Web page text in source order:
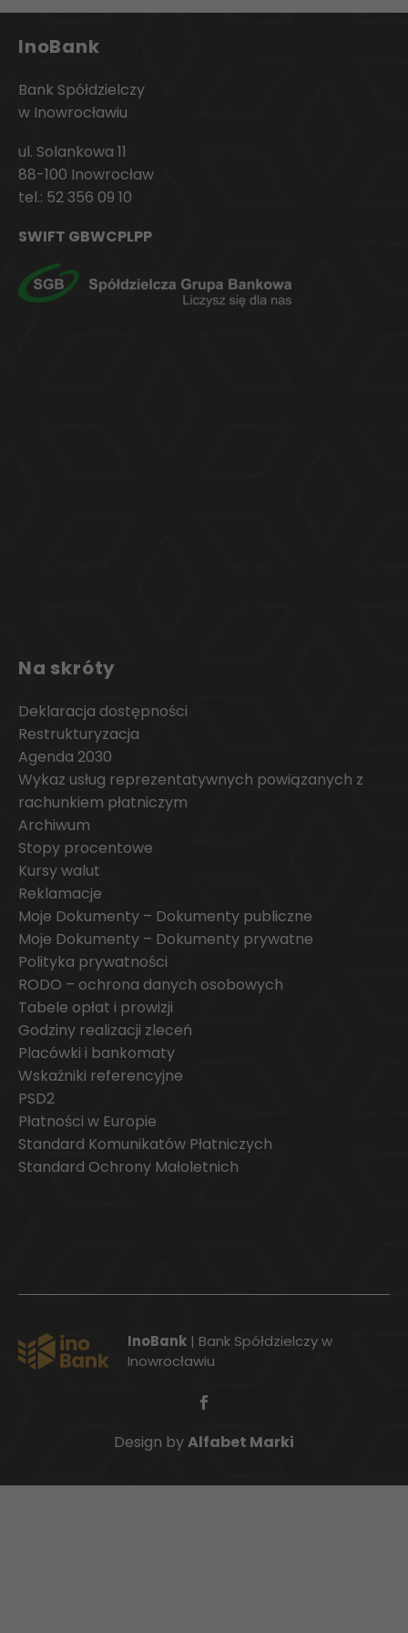
InoBank
Bank Spółdzielczy
w Inowrocławiu
ul. Solankowa 11
88-100 Inowrocław
tel.: 52 356 09 10
SWIFT GBWCPLPP
Na skróty
Deklaracja dostępności
Restrukturyzacja
Agenda 2030
Wykaz usług reprezentatywnych powiązanych z
rachunkiem płatniczym
Archiwum
Stopy procentowe
Kursy walut
Reklamacje
Moje Dokumenty – Dokumenty publiczne
Moje Dokumenty – Dokumenty prywatne
Polityka prywatności
RODO – ochrona danych osobowych
Tabele opłat i prowizji
Godziny realizacji zleceń
Placówki i bankomaty
Wskaźniki referencyjne
PSD2
Płatności w Europie
Standard Komunikatów Płatniczych
Standard Ochrony Małoletnich
InoBank | Bank Spółdzielczy w
Inowrocławiu
Design byAlfabet Marki